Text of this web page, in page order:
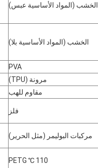
الخشب (المواد الأساسية عبس)
الخشب (المواد الأساسية بلا)
PVA
مرونة (TPU)
مقاوم للهب
فلز
مركبات البوليمر (مثل الحرير)
110 ℃ PETG